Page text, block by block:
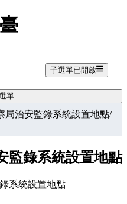
子選單已開啟
單
局治安監錄系統設置地點/
監錄系統設置地點
系統設置地點